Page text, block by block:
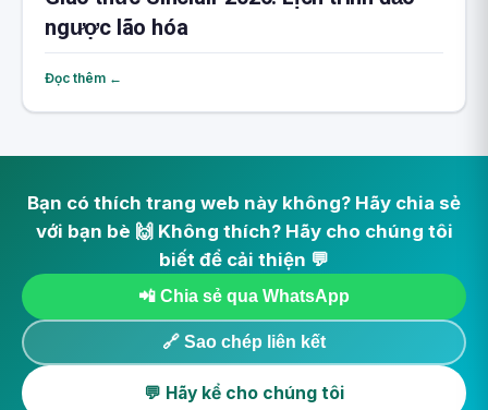
ngược lão hóa
Đọc thêm ←
Bạn có thích trang web này không? Hãy chia sẻ
với bạn bè 🙌 Không thích? Hãy cho chúng tôi
biết để cải thiện 💬
📲 Chia sẻ qua WhatsApp
🔗 Sao chép liên kết
💬 Hãy kể cho chúng tôi